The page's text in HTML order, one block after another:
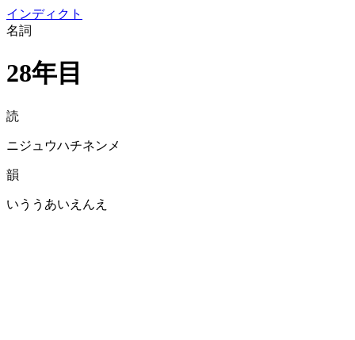
インディクト
名詞
28年目
読
ニジュウハチネンメ
韻
いううあいえんえ